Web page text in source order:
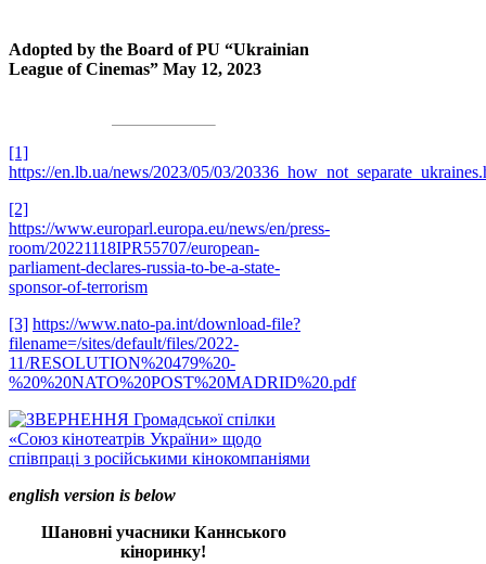
Adopted by the Board of PU “Ukrainian
League of Cinemas” May 12, 2023
[1]
https://en.lb.ua/news/2023/05/03/
[2]
https://www.europarl.europa.eu/news/en/press-
room/20221118IPR55707/european-
parliament-declares-russia-to-be-a-state-
sponsor-of-terrorism
[3] https://www.nato-pa.int/download-file?
filename=/sites/default/files/2022-
11/RESOLUTION%20479%20-
%20%20NATO%20POST%20MADRID%20.pdf
english version is below
Шановні учасники Каннського
кіноринку!